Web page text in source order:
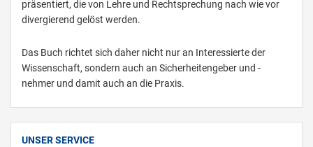
präsentiert, die von Lehre und Rechtsprechung nach wie vor
divergierend gelöst werden.
Das Buch richtet sich daher nicht nur an Interessierte der
Wissenschaft, sondern auch an Sicherheitengeber und -
nehmer und damit auch an die Praxis.
UNSER SERVICE